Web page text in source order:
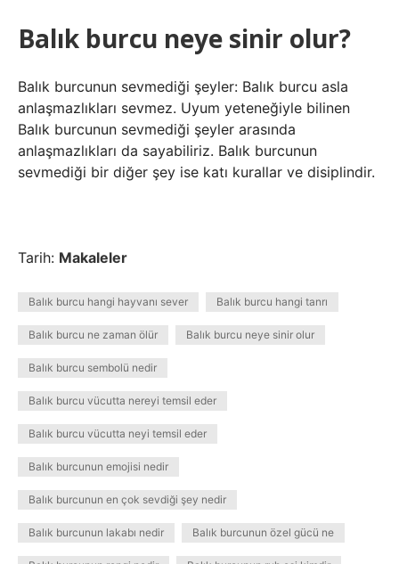
Balık burcu neye sinir olur?
Balık burcunun sevmediği şeyler: Balık burcu asla
anlaşmazlıkları sevmez. Uyum yeteneğiyle bilinen
Balık burcunun sevmediği şeyler arasında
anlaşmazlıkları da sayabiliriz. Balık burcunun
sevmediği bir diğer şey ise katı kurallar ve disiplindir.
Tarih: Makaleler
Balık burcu hangi hayvanı sever Balık burcu hangi tanrı
Balık burcu ne zaman ölür Balık burcu neye sinir olur
Balık burcu sembolü nedir
Balık burcu vücutta nereyi temsil eder
Balık burcu vücutta neyi temsil eder
Balık burcunun emojisi nedir
Balık burcunun en çok sevdiği şey nedir
Balık burcunun lakabı nedir Balık burcunun özel gücü ne